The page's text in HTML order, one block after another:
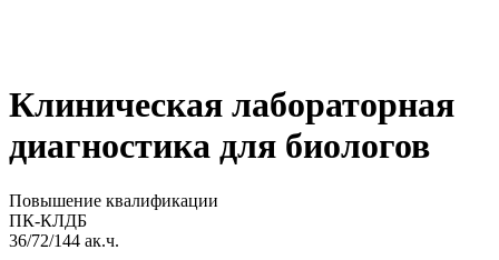
Клиническая лабораторная
диагностика для биологов
Повышение квалификации
ПК-КЛДБ
36/72/144 ак.ч.